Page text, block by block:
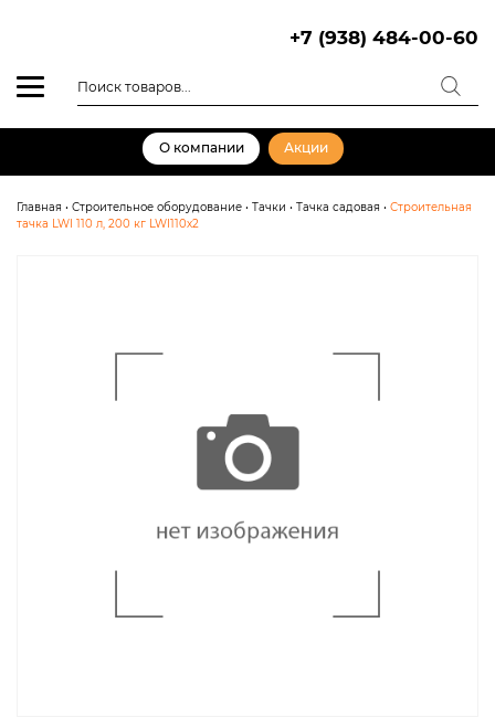
+7 (938) 484-00-60
товаров
О компании Акции
Главная • Строительное оборудование • Тачки • Тачка садовая • Строительная
тачка LWI 110 л, 200 кг LWI110х2